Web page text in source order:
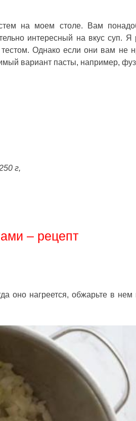
на моем столе. Вам
интересный на вкус суп.
Однако если они вам не
вариант пасты, например,
г,
– рецепт
оно нагреется, обжарьте в нем